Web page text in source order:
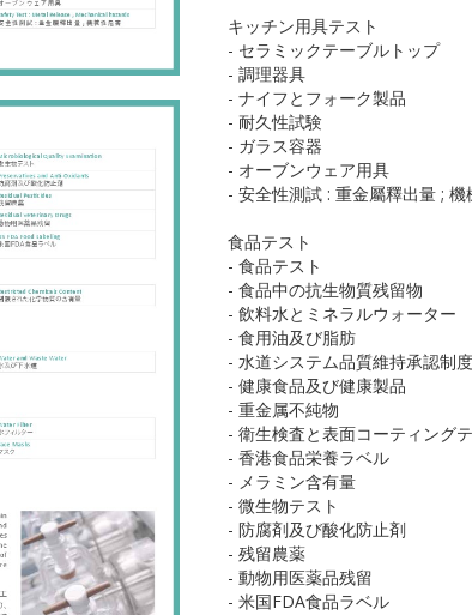
キッチン用具テスト
- セラミックテーブルトップ
- 調理器具
- ナイフとフォーク製品
- 耐久性試験
- ガラス容器
- オーブンウェア用具
- 安全性測試 : 重金屬釋出量 ; 機
食品テスト
- 食品テスト
- 食品中の抗生物質残留物
- 飲料水とミネラルウォーター
- 食用油及び脂肪
- 水道システム品質維持承認制度
- 健康食品及び健康製品
- 重金属不純物
- 衛生検査と表面コーティング
- 香港食品栄養ラベル
- メラミン含有量
- 微生物テスト
- 防腐剤及び酸化防止剤
- 残留農薬
- 動物用医薬品残留
- 米国FDA食品ラベル